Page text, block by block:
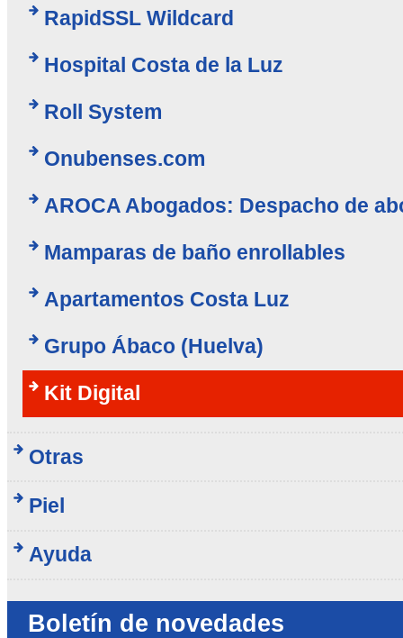
RapidSSL Wildcard
Hospital Costa de la Luz
Roll System
Onubenses.com
AROCA Abogados: Despacho de
Mamparas de baño enrollables
Apartamentos Costa Luz
Grupo Ábaco (Huelva)
Kit Digital
Otras
Piel
Ayuda
Boletín de novedades